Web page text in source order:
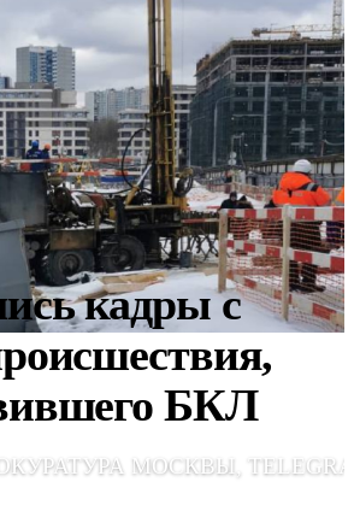
кадры с
БКЛ
МОСКВЫ,